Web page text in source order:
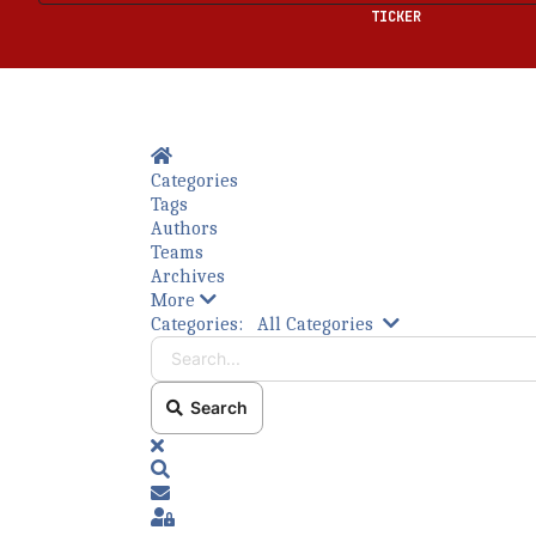
TICKER
Home
Categories
Tags
Authors
Teams
Archives
More
Bitte füllen Sie die erforderlichen Felder aus.
Categories: All Categories Search...
Search
x
Subscribe to blog
Sign In